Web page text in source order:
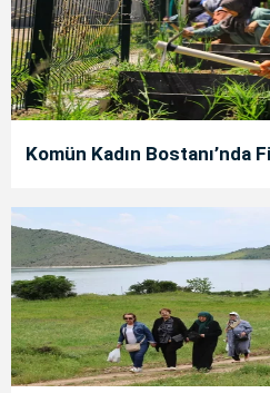
Komün Kadın Bostanı’nda